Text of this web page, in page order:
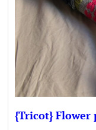
{Tricot} Flower